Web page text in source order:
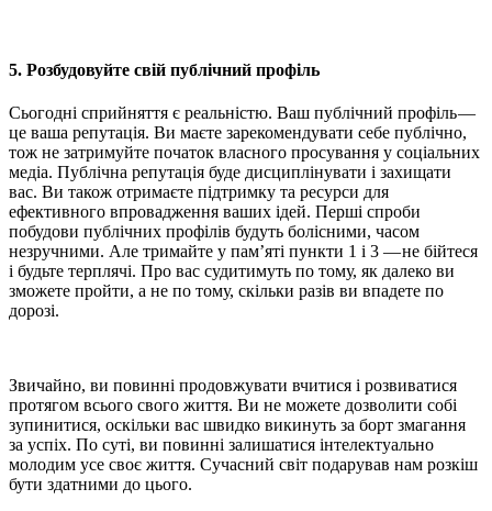
5. Розбудовуйте свій публічний профіль
Сьогодні сприйняття є реальністю. Ваш публічний профіль —
це ваша репутація. Ви маєте зарекомендувати себе публічно,
тож не затримуйте початок власного просування у соціальних
медіа. Публічна репутація буде дисциплінувати і захищати
вас. Ви також отримаєте підтримку та ресурси для
ефективного впровадження ваших ідей. Перші спроби
побудови публічних профілів будуть болісними, часом
незручними. Але тримайте у пам’яті пункти 1 і 3 — не бійтеся
і будьте терплячі. Про вас судитимуть по тому, як далеко ви
зможете пройти, а не по тому, скільки разів ви впадете по
дорозі.
Звичайно, ви повинні продовжувати вчитися і розвиватися
протягом всього свого життя. Ви не можете дозволити собі
зупинитися, оскільки вас швидко викинуть за борт змагання
за успіх. По суті, ви повинні залишатися інтелектуально
молодим усе своє життя. Сучасний світ подарував нам розкіш
бути здатними до цього.